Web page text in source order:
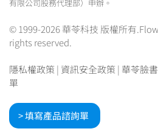
有限公司股務代理部）申辦。
© 1999-2026 華苓科技 版權所有
rights reserved.
隱私權政策 | 資訊安全政策 | 華苓臉書
單
> 填寫產品諮詢單